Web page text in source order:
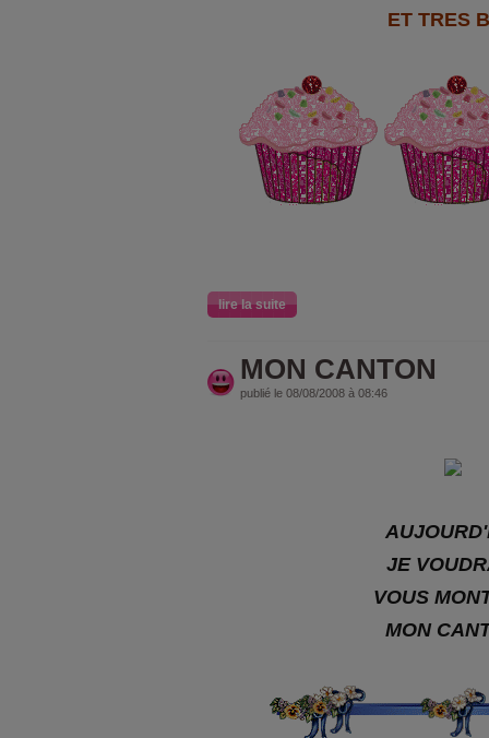
ET TRES
lire la suite
MON CANTON
publié le 08/08/2008 à 08:46
JE
VOUS
MON